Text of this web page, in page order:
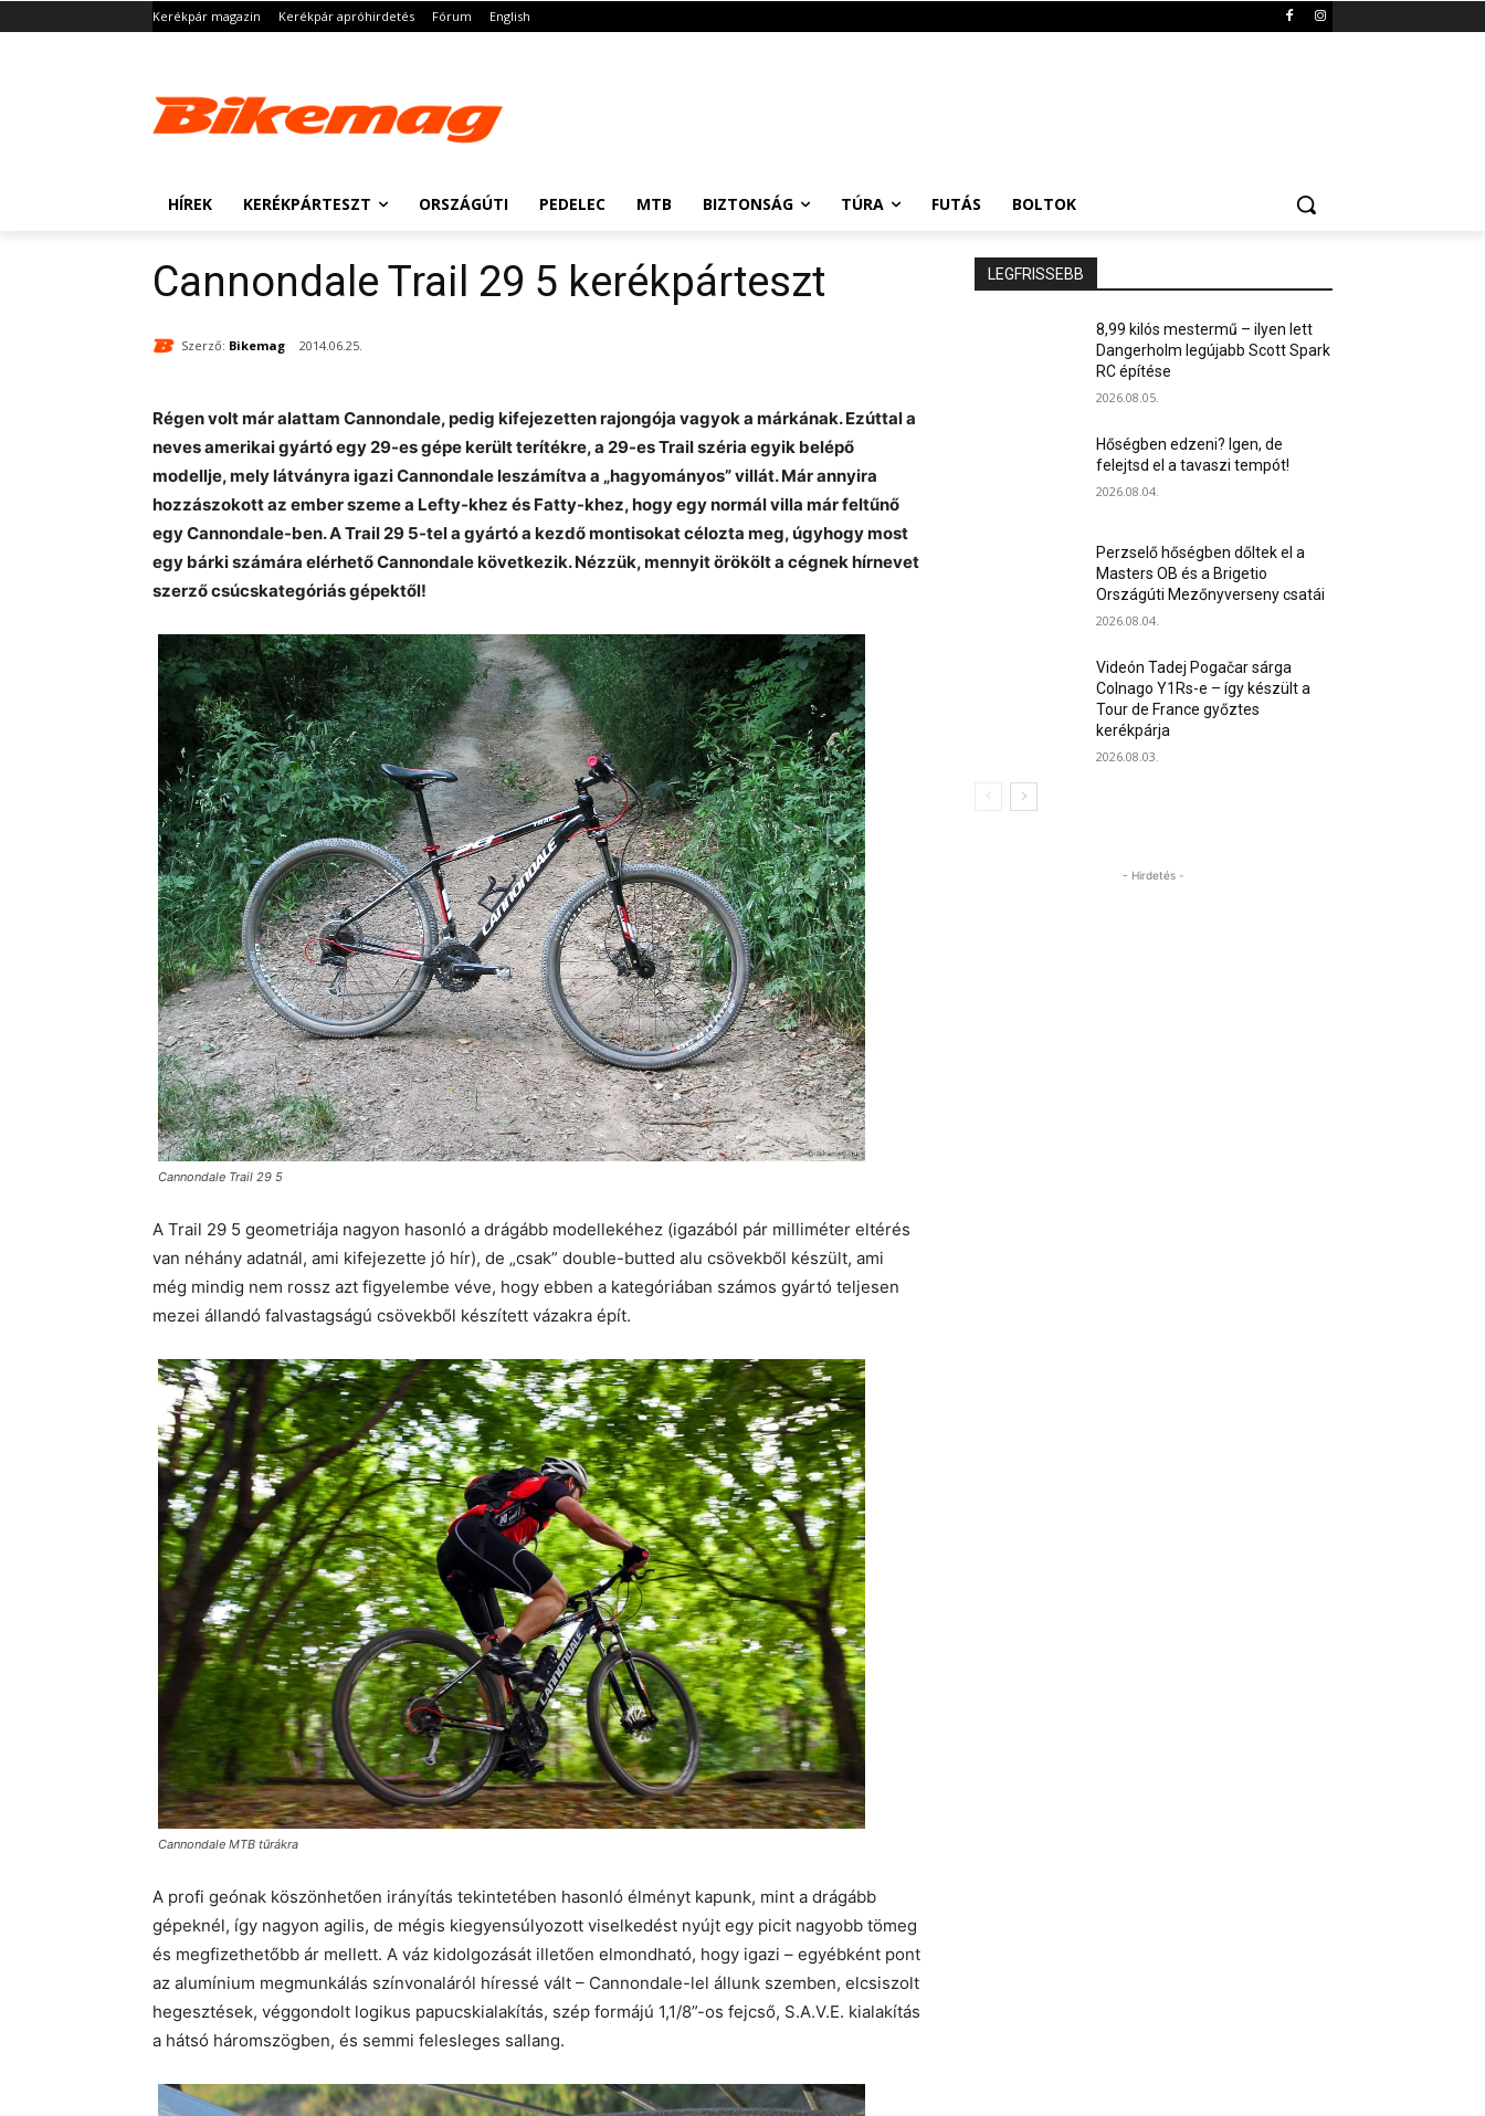
Kerékpár magazin Kerékpár apróhirdetés Fórum English
HÍREK KERÉKPÁRTESZT ORSZÁGÚTI PEDELEC MTB BIZTONSÁG TÚRA FUTÁS BOLTOK
Cannondale Trail 29 5 kerékpárteszt
Szerző: Bikemag 2014.06.25.
Régen volt már alattam Cannondale, pedig kifejezetten rajongója vagyok a márkának. Ezúttal a
neves amerikai gyártó egy 29-es gépe került terítékre, a 29-es Trail széria egyik belépő
modellje, mely látványra igazi Cannondale leszámítva a „hagyományos” villát. Már annyira
hozzászokott az ember szeme a Lefty-khez és Fatty-khez, hogy egy normál villa már feltűnő
egy Cannondale-ben. A Trail 29 5-tel a gyártó a kezdő montisokat célozta meg, úgyhogy most
egy bárki számára elérhető Cannondale következik. Nézzük, mennyit örökölt a cégnek hírnevet
szerző csúcskategóriás gépektől!
Cannondale Trail 29 5
A Trail 29 5 geometriája nagyon hasonló a drágább modellekéhez (igazából pár milliméter eltérés
van néhány adatnál, ami kifejezette jó hír), de „csak” double-butted alu csövekből készült, ami
még mindig nem rossz azt figyelembe véve, hogy ebben a kategóriában számos gyártó teljesen
mezei állandó falvastagságú csövekből készített vázakra épít.
Cannondale MTB tűrákra
A profi geónak köszönhetően irányítás tekintetében hasonló élményt kapunk, mint a drágább
gépeknél, így nagyon agilis, de mégis kiegyensúlyozott viselkedést nyújt egy picit nagyobb tömeg
és megfizethetőbb ár mellett. A váz kidolgozását illetően elmondható, hogy igazi – egyébként pont
az alumínium megmunkálás színvonaláról híressé vált – Cannondale-lel állunk szemben, elcsiszolt
hegesztések, véggondolt logikus papucskialakítás, szép formájú 1,1/8”-os fejcső, S.A.V.E. kialakítás
a hátsó háromszögben, és semmi felesleges sallang.
LEGFRISSEBB
8,99 kilós mestermű – ilyen lett
Dangerholm legújabb Scott Spark
RC építése
2026.08.05.
Hőségben edzeni? Igen, de
felejtsd el a tavaszi tempót!
2026.08.04.
Perzselő hőségben dőltek el a
Masters OB és a Brigetio
Országúti Mezőnyverseny csatái
2026.08.04.
Videón Tadej Pogačar sárga
Colnago Y1Rs-e – így készült a
Tour de France győztes
kerékpárja
2026.08.03.
- Hirdetés -